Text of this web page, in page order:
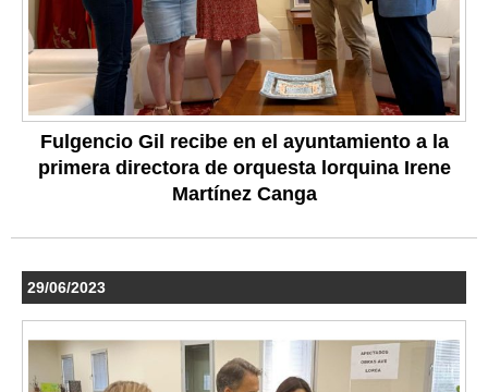
Fulgencio Gil recibe en el ayuntamiento a la
primera directora de orquesta lorquina Irene
Martínez Canga
29/06/2023